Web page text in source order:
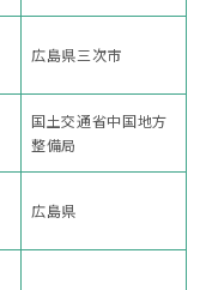
広島県三次市
国土交通省中国地方
整備局
広島県